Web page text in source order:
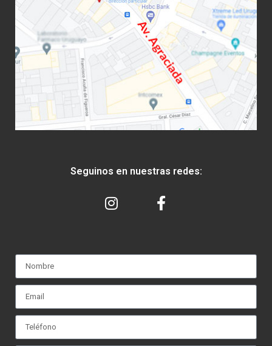
Seguinos en nuestras redes: